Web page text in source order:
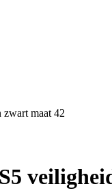
zwart maat 42